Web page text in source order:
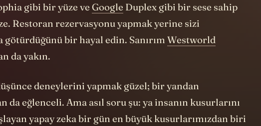
gibi bir yüze ve Google Duplex gibi bir sese sahip
Restoran rezervasyonu yapmak yerine sizi
götürdüğünü bir hayal edin. Sanırım Westworld
da yakın.
deneylerini yapmak güzel; bir yandan
da eğlenceli. Ama asıl soru şu: ya insanın kusurlarını
yapay zeka bir gün en büyük kusurlarımızdan biri